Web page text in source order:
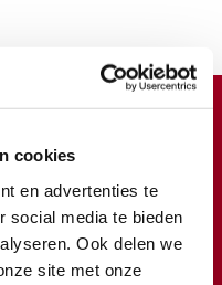
cookies
en advertenties te
social media te bieden
Ook delen we
site met onze
extra gift doen?